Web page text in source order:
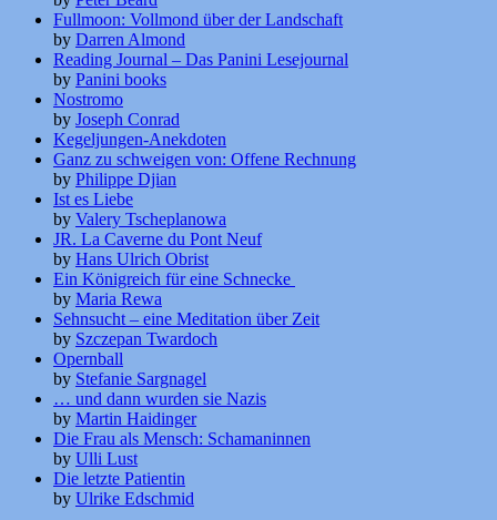
Fullmoon: Vollmond über der Landschaft
by Darren Almond
Reading Journal – Das Panini Lesejournal
by Panini books
Nostromo
by Joseph Conrad
Kegeljungen-Anekdoten
Ganz zu schweigen von: Offene Rechnung
by Philippe Djian
Ist es Liebe
by Valery Tscheplanowa
JR. La Caverne du Pont Neuf
by Hans Ulrich Obrist
Ein Königreich für eine Schnecke
by Maria Rewa
Sehnsucht – eine Meditation über Zeit
by Szczepan Twardoch
Opernball
by Stefanie Sargnagel
… und dann wurden sie Nazis
by Martin Haidinger
Die Frau als Mensch: Schamaninnen
by Ulli Lust
Die letzte Patientin
by Ulrike Edschmid